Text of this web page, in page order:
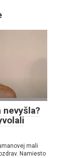
nevyšla?
mali
Namiesto